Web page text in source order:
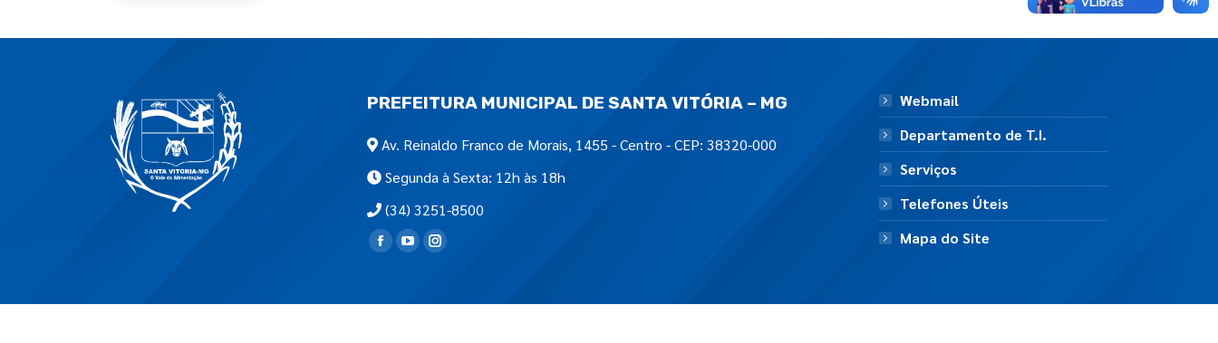
PREFEITURA MUNICIPAL DE SANTA VITÓRIA – MG
Av. Reinaldo Franco de Morais, 1455 - Centro - CEP: 38320-000
Segunda à Sexta: 12h às 18h
(34) 3251-8500
Encontre-nos em:
Webmail
Departamento de T.I.
Serviços
Telefones Úteis
Mapa do Site